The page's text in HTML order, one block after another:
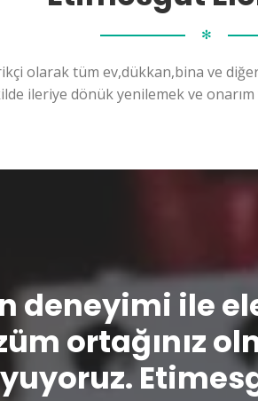
✻
olarak tüm ev,dükkan,bina ve
ileriye dönük yenilemek ve
deneyimi ile
ortağınız